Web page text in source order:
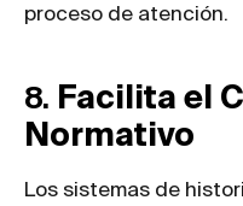
proceso de atención.
8. Facilita el
Normativo
Los sistemas de